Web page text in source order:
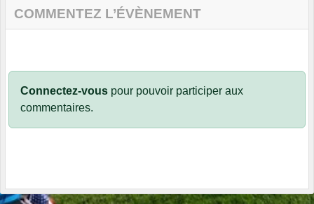
COMMENTEZ L’ÉVÈNEMENT
Connectez-vous pour pouvoir participer aux
commentaires.